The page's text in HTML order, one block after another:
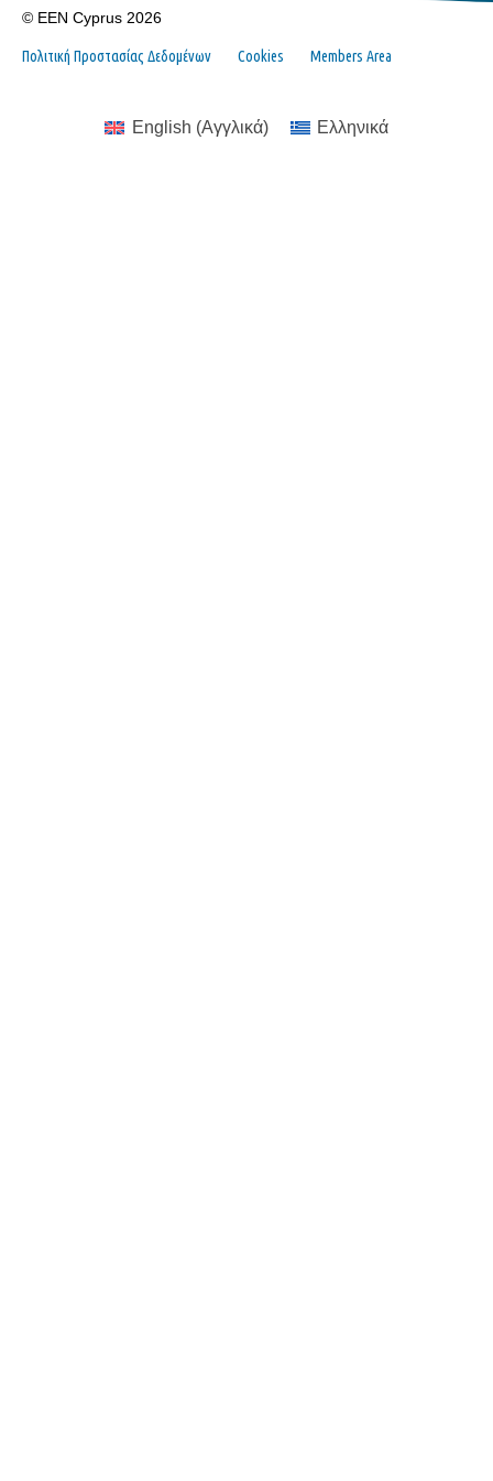
© EEN Cyprus 2026
Πολιτική Προστασίας Δεδομένων Cookies Members Area
English (Αγγλικά) Ελληνικά